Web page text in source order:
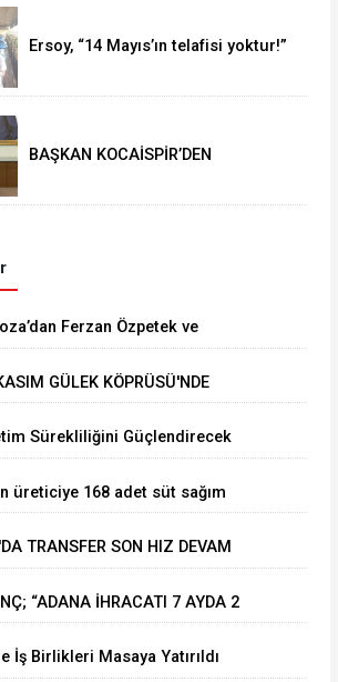
Ersoy, “14 Mayıs’ın telafisi yoktur!”
BAŞKAN KOCAİSPİR’DEN
Ferzan Özpetek ve
GÜLEK KÖPRÜSÜ'NDE
Sürekliliğini Güçlendirecek
üreticiye 168 adet süt sağım
TRANSFER SON HIZ DEVAM
“ADANA İHRACATI 7 AYDA 2
İş Birlikleri Masaya Yatırıldı